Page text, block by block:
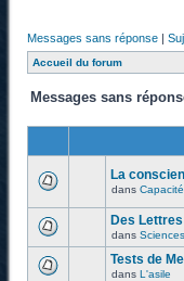
Messages sans réponse |
Accueil du forum
Messages sans
La
dans
Des
dans
Tests de
dans L'asile